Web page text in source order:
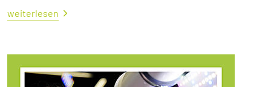
weiterlesen